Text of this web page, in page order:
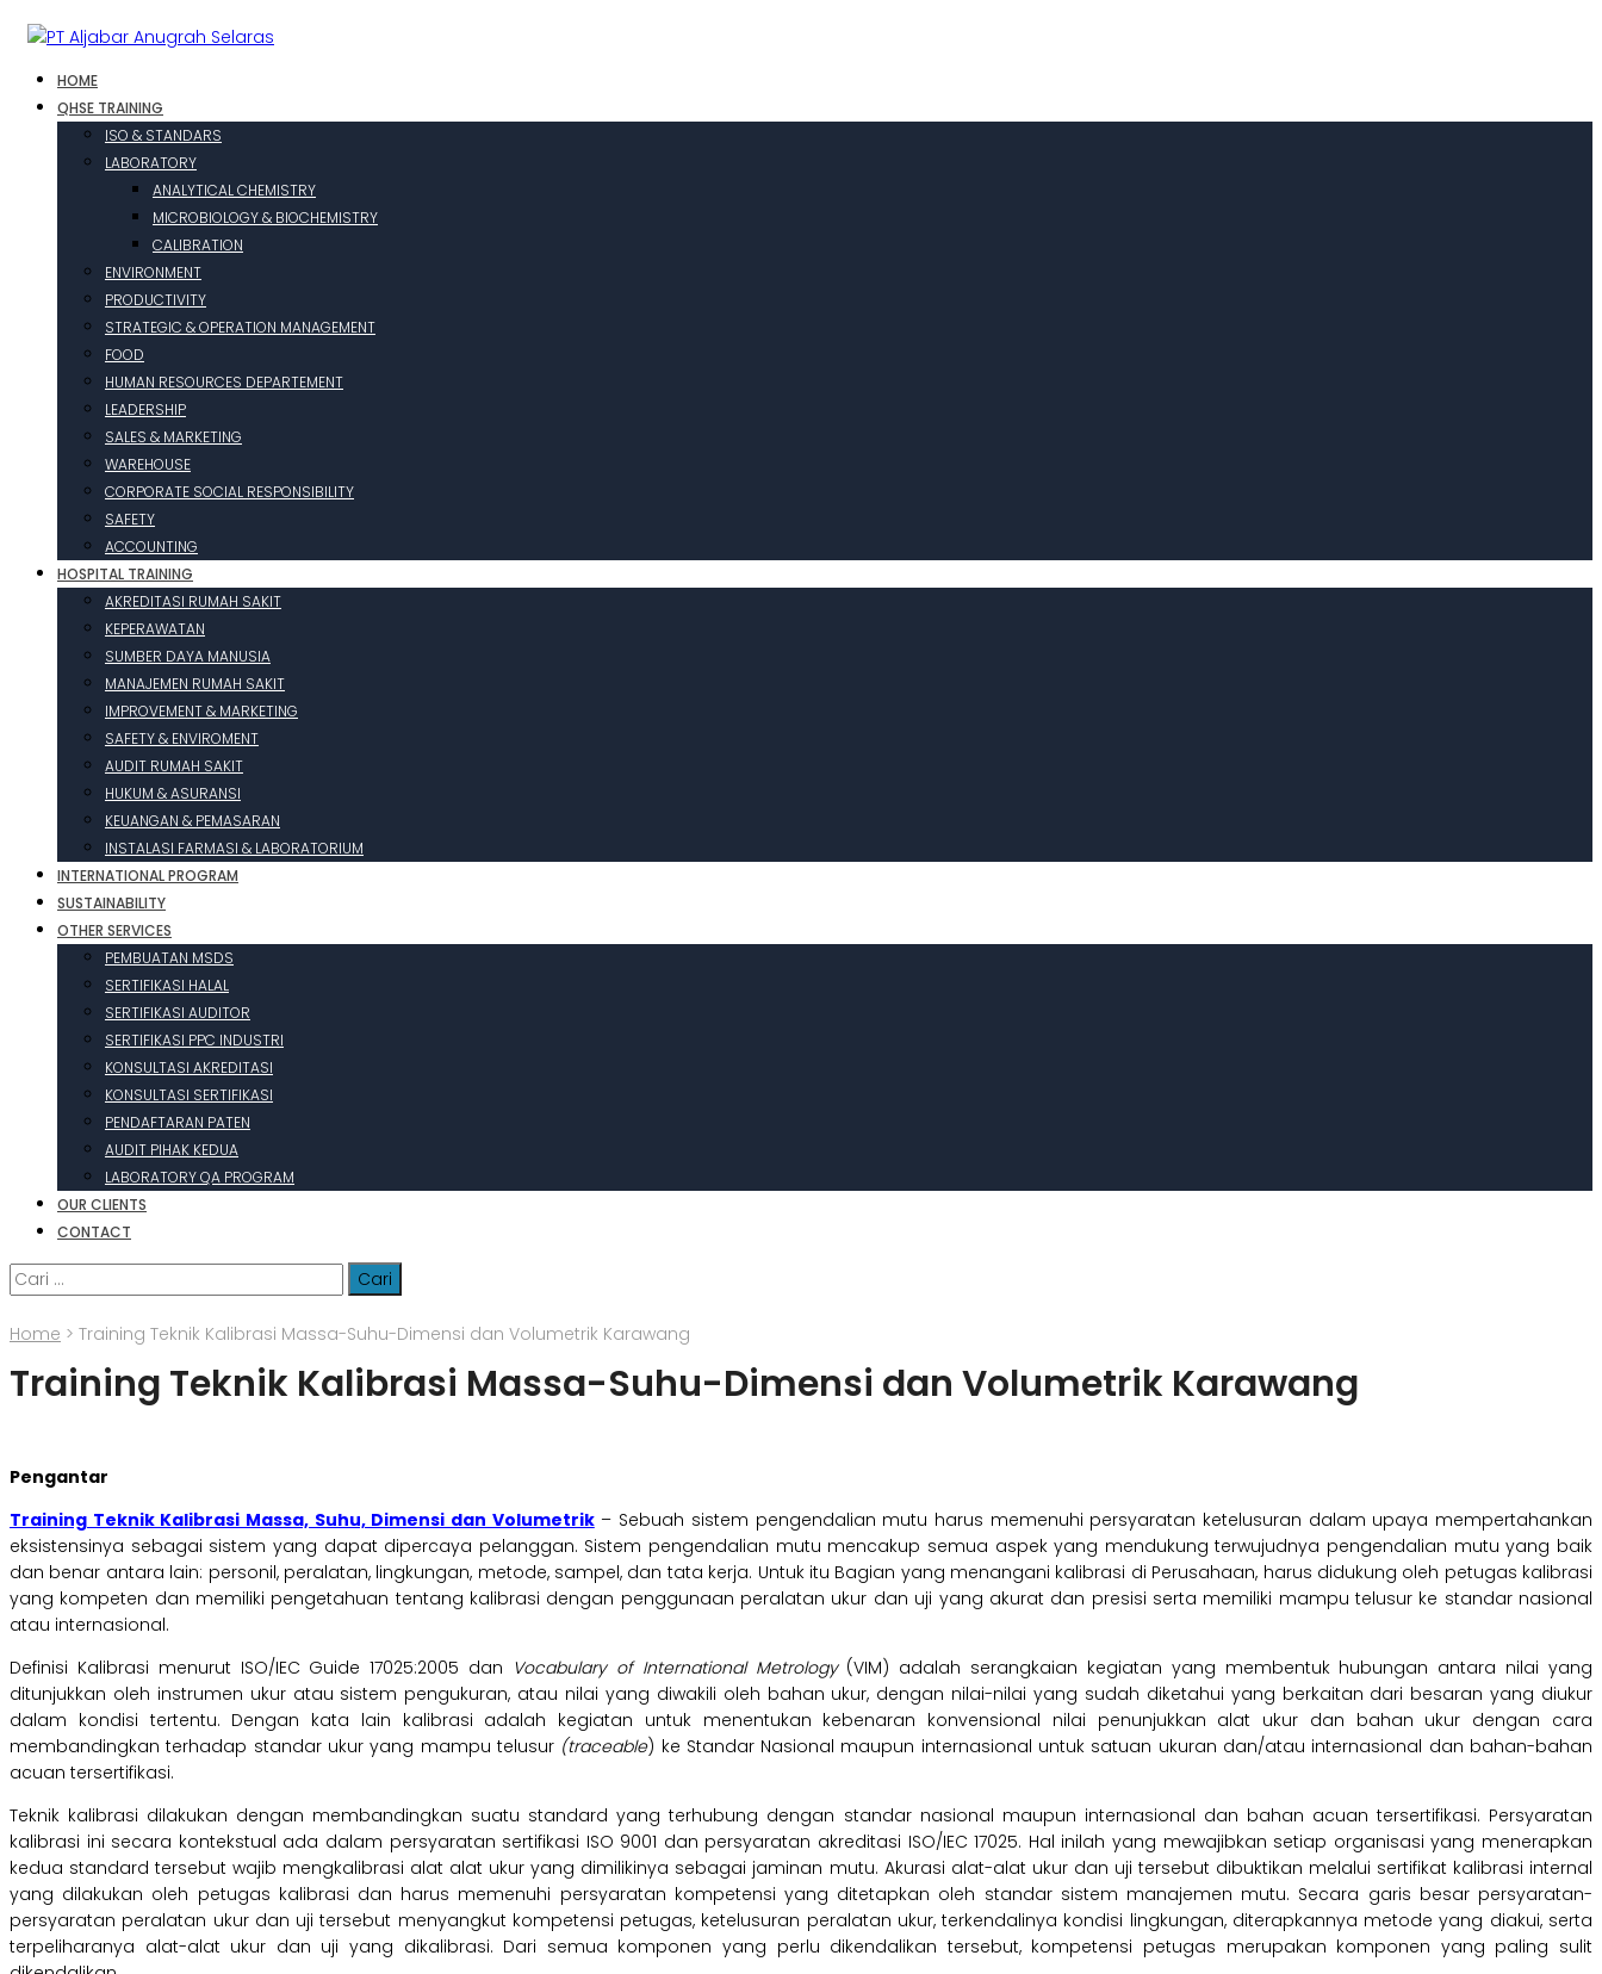
HOME
QHSE TRAINING
ISO & STANDARS
LABORATORY
ANALYTICAL CHEMISTRY
MICROBIOLOGY & BIOCHEMISTRY
CALIBRATION
ENVIRONMENT
PRODUCTIVITY
STRATEGIC & OPERATION MANAGEMENT
FOOD
HUMAN RESOURCES DEPARTEMENT
LEADERSHIP
SALES & MARKETING
WAREHOUSE
CORPORATE SOCIAL RESPONSIBILITY
SAFETY
ACCOUNTING
HOSPITAL TRAINING
AKREDITASI RUMAH SAKIT
KEPERAWATAN
SUMBER DAYA MANUSIA
MANAJEMEN RUMAH SAKIT
IMPROVEMENT & MARKETING
SAFETY & ENVIROMENT
AUDIT RUMAH SAKIT
HUKUM & ASURANSI
KEUANGAN & PEMASARAN
INSTALASI FARMASI & LABORATORIUM
INTERNATIONAL PROGRAM
SUSTAINABILITY
OTHER SERVICES
PEMBUATAN MSDS
SERTIFIKASI HALAL
SERTIFIKASI AUDITOR
SERTIFIKASI PPC INDUSTRI
KONSULTASI AKREDITASI
KONSULTASI SERTIFIKASI
PENDAFTARAN PATEN
AUDIT PIHAK KEDUA
LABORATORY QA PROGRAM
OUR CLIENTS
CONTACT
Cari
untuk:
Home > Training Teknik Kalibrasi Massa-Suhu-Dimensi dan Volumetrik Karawang
Training Teknik Kalibrasi Massa-Suhu-Dimensi dan Volumetrik Karawang
Pengantar
Training Teknik Kalibrasi Massa, Suhu, Dimensi dan Volumetrik– Sebuah sistem pengendalian mutu harus memenuhi persyaratan ketelusuran dalam upaya mempertahankan
eksistensinya sebagai sistem yang dapat dipercaya pelanggan. Sistem pengendalian mutu mencakup semua aspek yang mendukung terwujudnya pengendalian mutu yang baik
dan benar antara lain: personil, peralatan, lingkungan, metode, sampel, dan tata kerja. Untuk itu Bagian yang menangani kalibrasi di Perusahaan, harus didukung oleh petugas kalibrasi
yang kompeten dan memiliki pengetahuan tentang kalibrasi dengan penggunaan peralatan ukur dan uji yang akurat dan presisi serta memiliki mampu telusur ke standar nasional
atau internasional.
Definisi Kalibrasi menurut ISO/IEC Guide 17025:2005 dan Vocabulary of International Metrology(VIM) adalah serangkaian kegiatan yang membentuk hubungan antara nilai yang
ditunjukkan oleh instrumen ukur atau sistem pengukuran, atau nilai yang diwakili oleh bahan ukur, dengan nilai-nilai yang sudah diketahui yang berkaitan dari besaran yang diukur
dalam kondisi tertentu. Dengan kata lain kalibrasi adalah kegiatan untuk menentukan kebenaran konvensional nilai penunjukkan alat ukur dan bahan ukur dengan cara
membandingkan terhadap standar ukur yang mampu telusur (traceable) ke Standar Nasional maupun internasional untuk satuan ukuran dan/atau internasional dan bahan-bahan
acuan tersertifikasi.
Teknik kalibrasi dilakukan dengan membandingkan suatu standard yang terhubung dengan standar nasional maupun internasional dan bahan acuan tersertifikasi. Persyaratan
kalibrasi ini secara kontekstual ada dalam persyaratan sertifikasi ISO 9001 dan persyaratan akreditasi ISO/IEC 17025. Hal inilah yang mewajibkan setiap organisasi yang menerapkan
kedua standard tersebut wajib mengkalibrasi alat alat ukur yang dimilikinya sebagai jaminan mutu. Akurasi alat-alat ukur dan uji tersebut dibuktikan melalui sertifikat kalibrasi internal
yang dilakukan oleh petugas kalibrasi dan harus memenuhi persyaratan kompetensi yang ditetapkan oleh standar sistem manajemen mutu. Secara garis besar persyaratan-
persyaratan peralatan ukur dan uji tersebut menyangkut kompetensi petugas, ketelusuran peralatan ukur, terkendalinya kondisi lingkungan, diterapkannya metode yang diakui, serta
terpeliharanya alat-alat ukur dan uji yang dikalibrasi. Dari semua komponen yang perlu dikendalikan tersebut, kompetensi petugas merupakan komponen yang paling sulit